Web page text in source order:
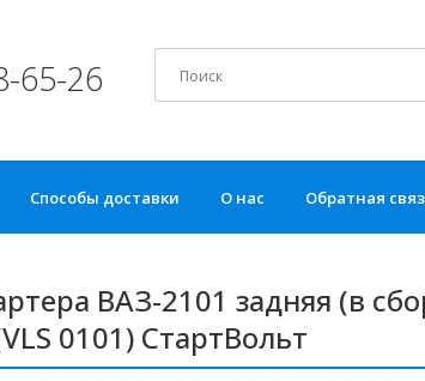
65-26
Способы доставки О нас Обратная
ВАЗ-2101 задняя (в
0101) СтартВольт